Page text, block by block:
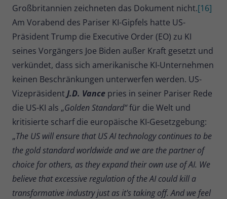
Großbritannien zeichneten das Dokument nicht.[16]
Am Vorabend des Pariser KI-Gipfels hatte US-
Präsident Trump die Executive Order (EO) zu KI
seines Vorgängers Joe Biden außer Kraft gesetzt und
verkündet, dass sich amerikanische KI-Unternehmen
keinen Beschränkungen unterwerfen werden. US-
VizepräsidentJ.D. Vance pries in seiner Pariser Rede
die US-KI als „Golden Standard“für die Welt und
kritisierte scharf die europäische KI-Gesetzgebung:
„The US will ensure that US AI technology continues to be
the gold standard worldwide and we are the partner of
choice for others, as they expand their own use of AI. We
believe that excessive regulation of the AI could kill a
transformative industry just as it's taking off. And we feel